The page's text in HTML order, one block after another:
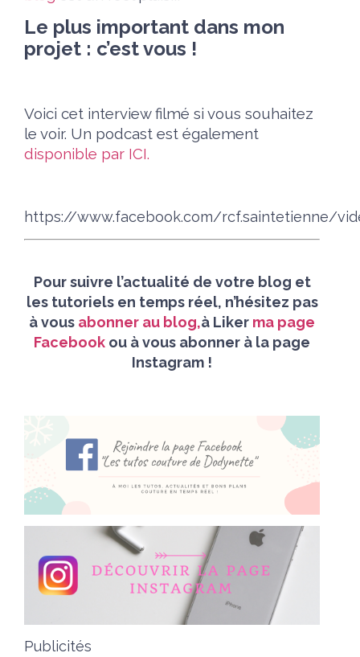
Le plus important dans mon
projet : c’est vous !
Voici cet interview filmé si vous souhaitez
le voir. Un podcast est également
disponible par ICI.
https://www.facebook.com/rcf.saintetienne/
Pour suivre l’actualité de votre blog et
les tutoriels en temps réel, n’hésitez pas
à vous abonner au blog,à Liker ma page
Facebook ou à vous abonner à la page
Instagram !
Publicités